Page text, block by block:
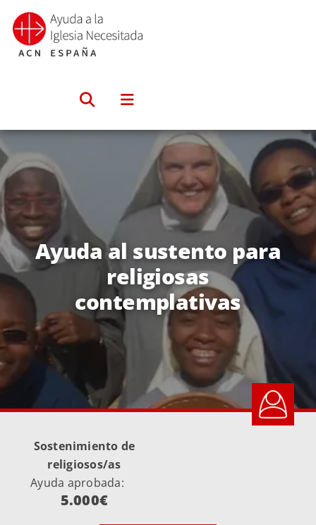
Saltar
contenido
Ayuda al sustento para
religiosas
contemplativas
Sostenimiento de
religiosos/as
Ayuda aprobada:
5.000€